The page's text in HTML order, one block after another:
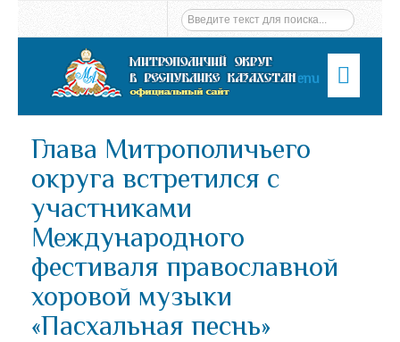
Menu
Глава Митрополичьего
округа встретился с
участниками
Международного
фестиваля православной
хоровой музыки
«Пасхальная песнь»